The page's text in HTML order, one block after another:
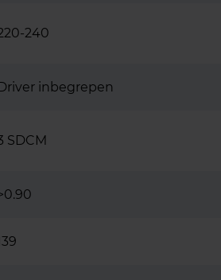
240
inbegrepen
SDCM